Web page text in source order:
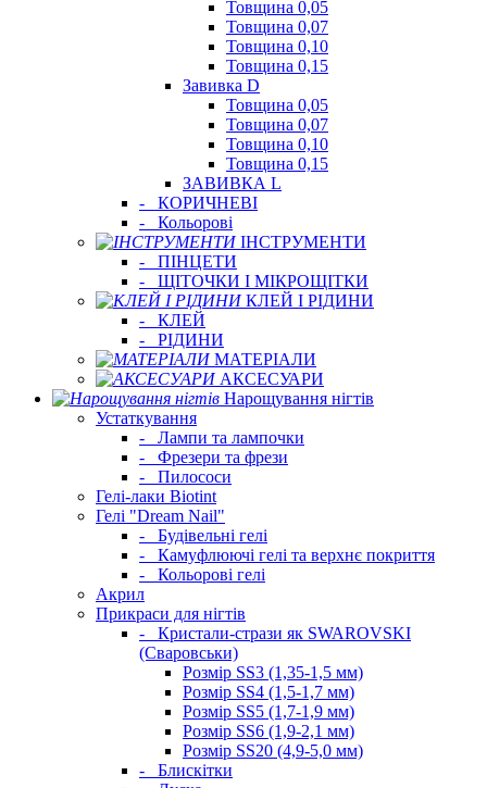
Товщина 0,05
Товщина 0,07
Товщина 0,10
Товщина 0,15
Завивка D
Товщина 0,05
Товщина 0,07
Товщина 0,10
Товщина 0,15
ЗАВИВКА L
-
КОРИЧНЕВІ
-
Кольорові
ІНСТРУМЕНТИ
-
ПІНЦЕТИ
-
ЩІТОЧКИ І МІКРОЩІТКИ
КЛЕЙ І РІДИНИ
-
КЛЕЙ
-
РІДИНИ
МАТЕРІАЛИ
АКСЕСУАРИ
Нарощування нігтів
Устаткування
-
Лампи та лампочки
-
Фрезери та фрези
-
Пилососи
Гелі-лаки Biotint
Гелі "Dream Nail"
-
Будівельні гелі
-
Камуфлюючі гелі та верхнє покриття
-
Кольорові гелі
Акрил
Прикраси для нігтів
-
Кристали-стрази як SWAROVSKI
(Сваровськи)
Розмір SS3 (1,35-1,5 мм)
Розмір SS4 (1,5-1,7 мм)
Розмір SS5 (1,7-1,9 мм)
Розмір SS6 (1,9-2,1 мм)
Розмір SS20 (4,9-5,0 мм)
-
Блискітки